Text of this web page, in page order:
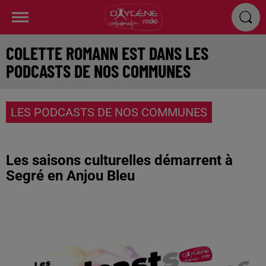
COLETTE ROMANN EST DANS LES
PODCASTS DE NOS COMMUNES
LES PODCASTS DE NOS COMMUNES
Les saisons culturelles démarrent à
Segré en Anjou Bleu